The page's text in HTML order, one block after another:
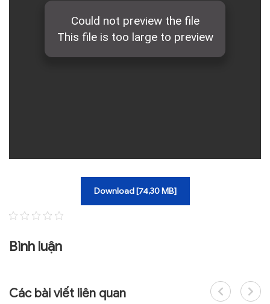
TRA CỨU VĂN BẢN
TRAO ĐỔI
Download [74,30 MB]
Bình luận
Các bài viết liên quan